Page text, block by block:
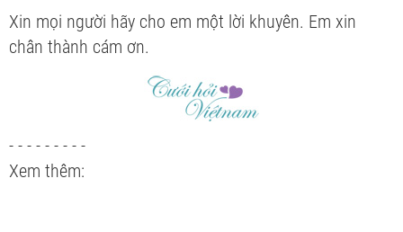
Xin mọi người hãy cho em một lời khuyên. Em xin
chân thành cám ơn.
- - - - - - - - -
Xem thêm: